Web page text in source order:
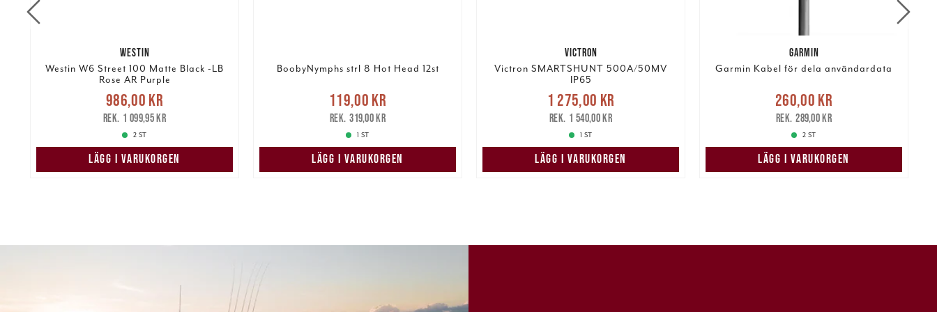
WESTIN
Westin W6 Street 100 Matte Black -LB
Rose AR Purple
Nuvarande pris
986,00 krTidigare pris
1 099,95 kr
986,00 kr
1 099,95 kr
2 ST
LÄGG I VARUKORGEN
BoobyNymphs strl 8 Hot Head 12st
Nuvarande pris
Tidigare pris
119,00 kr
319,00 kr
1 ST
LÄGG I VARUKORGEN
VICTRON
Victron SMARTSHUNT 500A/50MV
IP65
Nuvarande pris
1 275,00 krTidigare pris
1 540,00 kr
1 275,00 kr
1 540,00 kr
1 ST
LÄGG I VARUKORGEN
GARMIN
Garmin Kabel för dela användardata
Nuvarande pris
Tidigare pris
260,00 kr
289,00 kr
2 ST
LÄGG I VARUKORGEN